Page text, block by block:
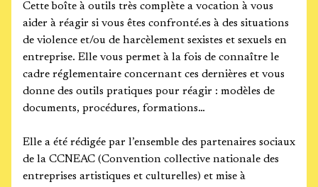
Cette boîte à outils très complète a vocation à vous
aider à réagir si vous êtes confronté.es à des situations
de violence et/ou de harcèlement sexistes et sexuels en
entreprise. Elle vous permet à la fois de connaître le
cadre réglementaire concernant ces dernières et vous
donne des outils pratiques pour réagir : modèles de
documents, procédures, formations…
Elle a été rédigée par l’ensemble des partenaires sociaux
de la CCNEAC (Convention collective nationale des
entreprises artistiques et culturelles) et mise à